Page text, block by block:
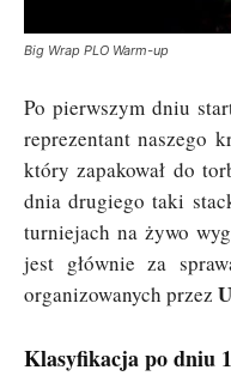
Big Wrap PLO Warm-up
Po pierwszym dniu
reprezentant naszego
który zapakował do
dnia drugiego taki
turniejach na żywo
jest głównie za
organizowanych przez
Klasyfikacja po dniu